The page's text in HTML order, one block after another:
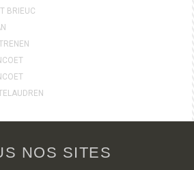
BRIEUC
NOS SITES